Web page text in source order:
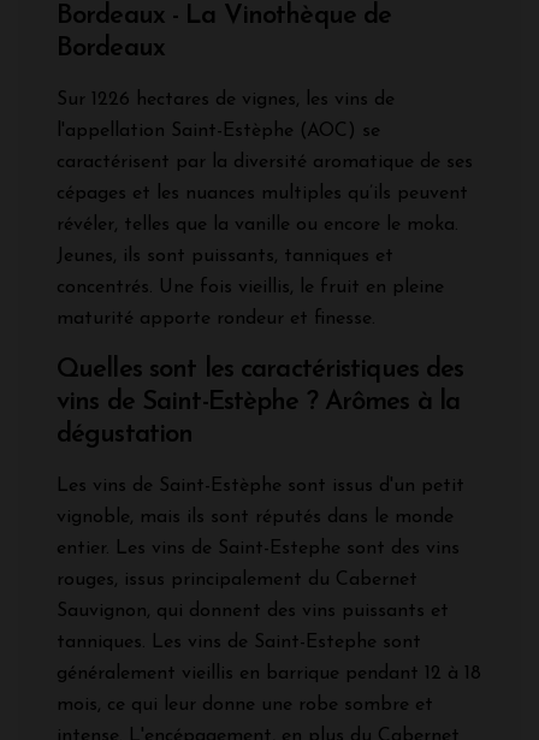
Bordeaux - La Vinothèque de
Bordeaux
Sur 1226 hectares de vignes, les vins de
l'appellation Saint-Estèphe (AOC) se
caractérisent par la diversité aromatique de ses
cépages et les nuances multiples qu’ils peuvent
révéler, telles que la vanille ou encore le moka.
Jeunes, ils sont puissants, tanniques et
concentrés. Une fois vieillis, le fruit en pleine
maturité apporte rondeur et finesse.
Quelles sont les caractéristiques des
vins de Saint-Estèphe ? Arômes à la
dégustation
Les vins de Saint-Estèphe sont issus d'un petit
vignoble, mais ils sont réputés dans le monde
entier. Les vins de Saint-Estephe sont des vins
rouges, issus principalement du Cabernet
Sauvignon, qui donnent des vins puissants et
tanniques. Les vins de Saint-Estephe sont
généralement vieillis en barrique pendant 12 à 18
mois, ce qui leur donne une robe sombre et